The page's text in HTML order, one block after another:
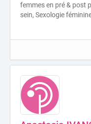
femmes en pré & post
sein, Sexologie